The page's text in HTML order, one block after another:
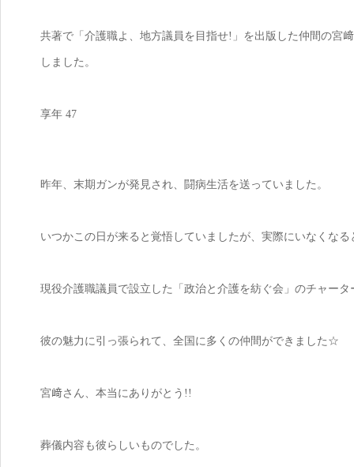
共著で「介護職よ、地方議員を目指せ!」を出版した仲間の宮
しました。
享年 47
昨年、末期ガンが発見され、闘病生活を送っていました。
いつかこの日が来ると覚悟していましたが、実際にいなくな
現役介護職議員で設立した「政治と介護を紡ぐ会」のチャー
彼の魅力に引っ張られて、全国に多くの仲間ができました☆
宮﨑さん、本当にありがとう!!
葬儀内容も彼らしいものでした。